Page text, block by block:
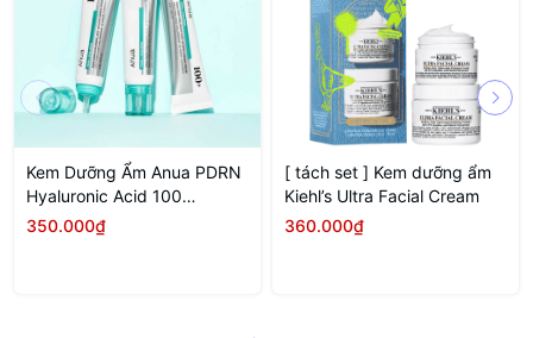
Kem Dưỡng Ẩm Anua PDRN
Hyaluronic Acid 100
Moisturizing Cream 60ml
350.000₫
[ tách set ] Kem dưỡng ẩm
Kiehl’s Ultra Facial Cream
360.000₫